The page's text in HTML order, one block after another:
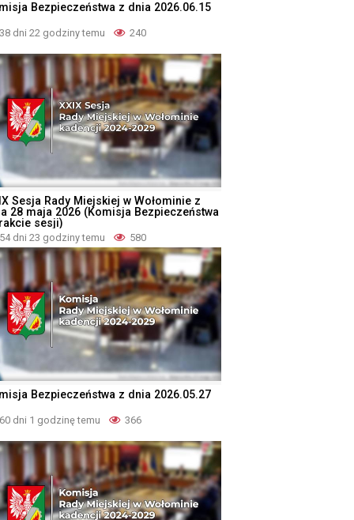
Bezpieczeństwa z dnia 2026.06.15
38 dni 22 godziny temu 240
Sesja Rady Miejskiej w Wołominie z
28 maja 2026 (Komisja Bezpieczeństwa
sesji)
54 dni 23 godziny temu 580
Bezpieczeństwa z dnia 2026.05.27
60 dni 1 godzinę temu 366